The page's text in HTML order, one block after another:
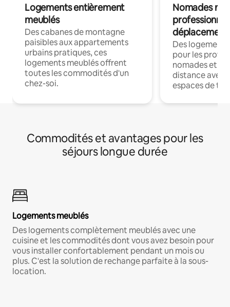
Logements entièrement
meublés
Des cabanes de montagne
paisibles aux appartements
urbains pratiques, ces
logements meublés offrent
toutes les commodités d'un
chez-soi.
Nomades
déplacement
Des
pour les
nomades et
distance avec
espaces de
Commodités et avantages pour les
séjours longue durée
Logements meublés
Des logements complètement meublés avec une
cuisine et les commodités dont vous avez besoin pour
vous installer confortablement pendant un mois ou
plus. C'est la solution de rechange parfaite à la sous-
location.